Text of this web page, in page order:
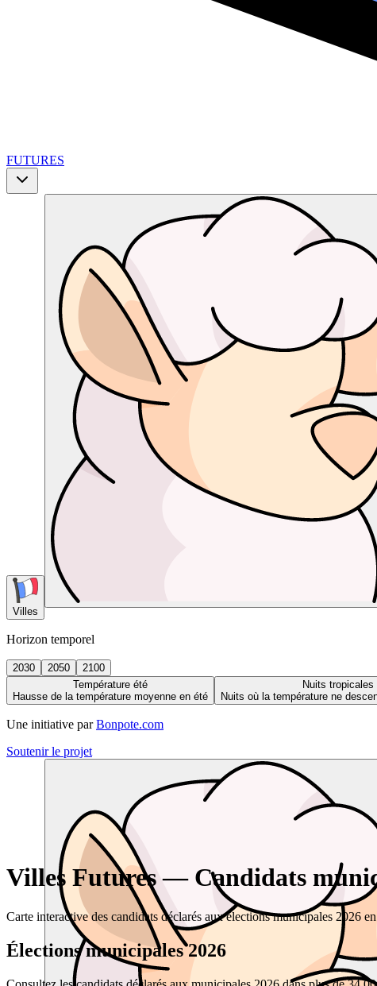
FUTURES
Villes
Horizon temporel
2030 2050
2100
Température été
Hausse de la température moyenne en été
Nuits tropicales
Nuits où la température ne
Une initiative par Bonpote.com
Soutenir le projet
Villes Futures — Candidats
Carte interactive des candidats déclarés aux élections municipales 2026
Élections municipales 2026